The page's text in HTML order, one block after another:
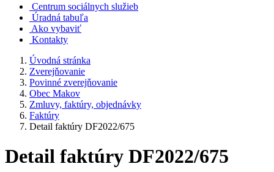
Centrum sociálnych služieb
Úradná tabuľa
Ako vybaviť
Kontakty
Úvodná stránka
Zverejňovanie
Povinné zverejňovanie
Obec Makov
Zmluvy, faktúry, objednávky
Faktúry
Detail faktúry DF2022/675
Detail faktúry DF2022/675